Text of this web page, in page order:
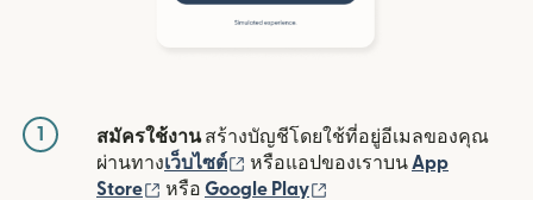
1 สมัครใช้งานสร้างบัญชีโดยใช้ที่อยู่อีเมลของคุณ
ผ่านทางเว็บไซต์ (เปิดในหน้าต่างใหม่)
หรือแอปของเราบน App
Store
(เปิดในหน้าต่างใหม่)
หรือ Google Play